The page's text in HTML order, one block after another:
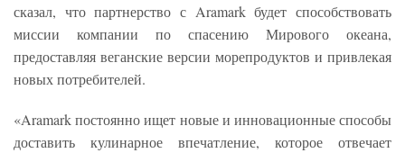
сказал, что партнерство с Aramark будет способствовать
миссии компании по спасению Мирового океана,
предоставляя веганские версии морепродуктов и привлекая
новых потребителей.
«Aramark постоянно ищет новые и инновационные способы
доставить кулинарное впечатление, которое отвечает